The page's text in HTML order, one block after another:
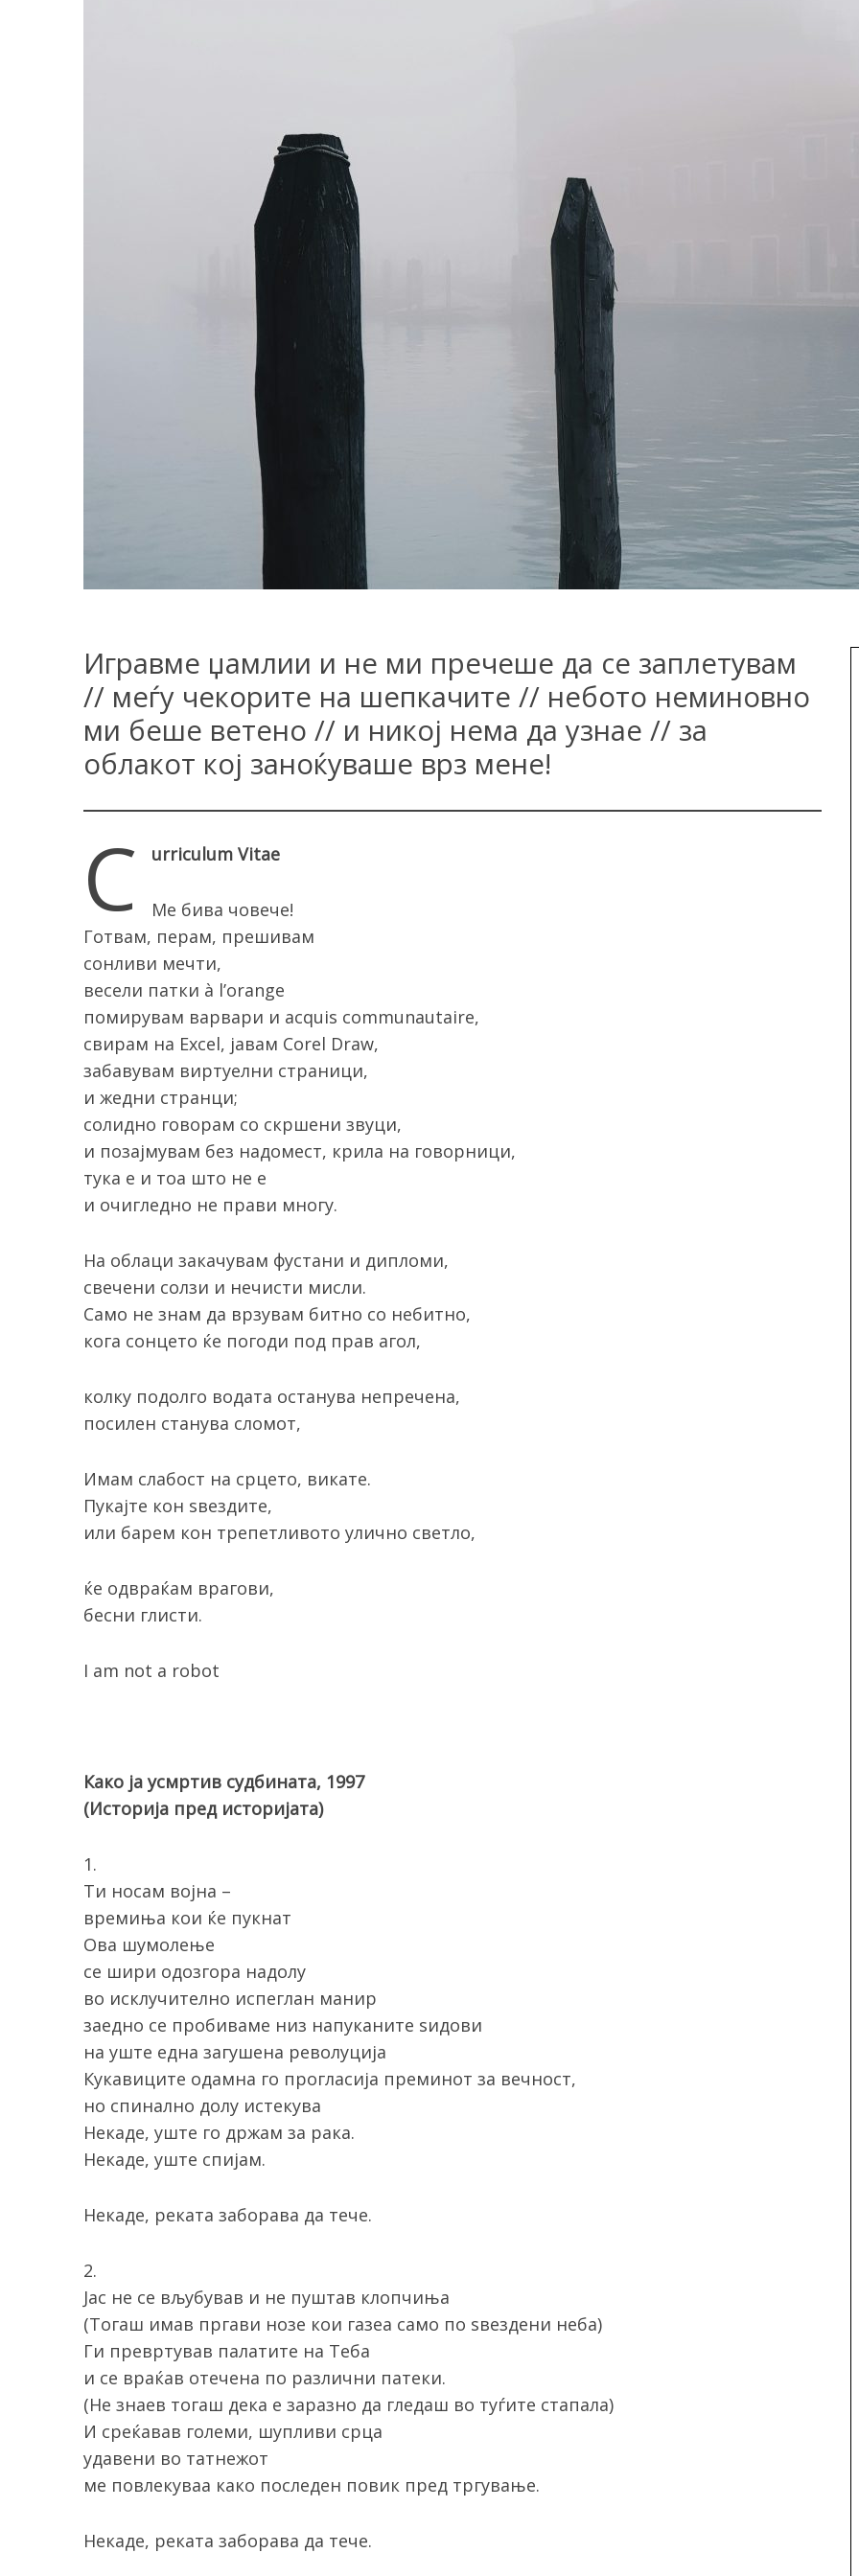
Игравме џамлии и не ми пречеше да се заплетувам
// меѓу чекорите на шепкачите // небото неминовно
ми беше ветено // и никој нема да узнае // за
облакот кој заноќуваше врз мене!
C urriculum Vitae
Ме бива човече!
Готвам, перам, прешивам
сонливи мечти,
весели патки à l’orange
помирувам варвари и аcquis communautaire,
свирам на Excel, јавам Corel Draw,
забавувам виртуелни страници,
и жедни странци;
солидно говорам со скршени звуци,
и позајмувам без надомест, крила на говорници,
тука е и тоа што не е
и очигледно не прави многу.
На облаци закачувам фустани и дипломи,
свечени солзи и нечисти мисли.
Само не знам да врзувам битно со небитно,
кога сонцето ќе погоди под прав агол,
колку подолго водата останува непречена,
посилен станува сломот,
Имам слабост на срцето, викате.
Пукајте кон ѕвездите,
или барем кон трепетливото улично светло,
ќе одвраќам врагови,
бесни глисти.
I am not a robot
Како ја усмртив судбината, 1997
(Историја пред историјата)
1.
Ти носам војна –
времиња кои ќе пукнат
Ова шумолење
се шири одозгора надолу
во исклучително испеглан манир
заедно се пробиваме низ напуканите ѕидови
на уште една загушена револуција
Кукавиците одамна го прогласија преминот за вечност,
но спинално долу истекува
Некаде, уште го држам за рака.
Некаде, уште спијам.
Некаде, реката заборава да тече.
2.
Јас не се вљубував и не пуштав клопчиња
(Тогаш имав пргави нозе кои газеа само по ѕвездени неба)
Ги превртував палатите на Теба
и се враќав отечена по различни патеки.
(Не знаев тогаш дека е заразно да гледаш во туѓите стапала)
И среќавав големи, шупливи срца
удавени во татнежот
ме повлекуваа како последен повик пред тргување.
Некаде, реката заборава да тече.
a
r
c
o
r
: